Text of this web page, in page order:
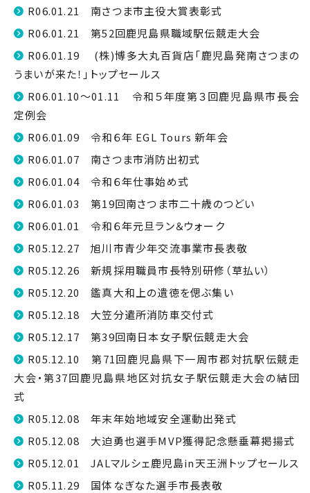
R06.01.21 南さつま市主役大賞表彰式
R06.01.21 第52回鹿児島県職域駅伝競走大会
R06.01.19 (株)博多大丸百貨店「鹿児島発南さつまの
うまいが来た！」トップセールス
R06.01.10～01.11 令和５年度第３回鹿児島県市長会
定例会
R06.01.09 令和６年 EGL Tours 新年会
R06.01.07 南さつま市消防出初式
R06.01.04 令和６年仕事始め式
R06.01.03 第19回南さつま市二十歳のつどい
R06.01.01 令和６年元旦ラン＆ウォーク
R05.12.27 旭川市青少年交流事業市長表敬
R05.12.26 新規採用職員市長特別研修（草払い）
R05.12.20 鑑真大和上の遺徳を偲ぶ集い
R05.12.18 大笠分遣所消防車交付式
R05.12.17 第39回南日本女子駅伝競走大会
R05.12.10 第71回鹿児島県下一周市郡対抗駅伝競走
大会・第37回鹿児島県地区対抗女子駅伝競走大会の結団
式
R05.12.08 年末年始地域安全運動出発式
R05.12.08 大迫勇也選手MVP獲得記念懸垂幕掲揚式
R05.12.01 JALマルシェ鹿児島in天王洲トップセールス
R05.11.29 国体なぎなた選手市長表敬